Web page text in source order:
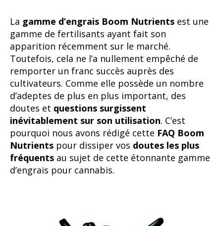
La gamme d’engrais Boom Nutrients est une
gamme de fertilisants ayant fait son
apparition récemment sur le marché.
Toutefois, cela ne l’a nullement empêché de
remporter un franc succès auprès des
cultivateurs. Comme elle possède un nombre
d’adeptes de plus en plus important, des
doutes et questions surgissent
inévitablement sur son utilisation. C’est
pourquoi nous avons rédigé cette FAQ Boom
Nutrients pour dissiper vos doutes les plus
fréquents au sujet de cette étonnante gamme
d’engrais pour cannabis.